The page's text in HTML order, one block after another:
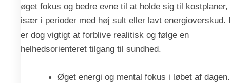
øget fokus og bedre evne til at holde sig til kostplaner,
især i perioder med høj sult eller lavt energioverskud.
er dog vigtigt at forblive realitisk og følge en
helhedsorienteret tilgang til sundhed.
Øget energi og mental fokus i løbet af dagen.